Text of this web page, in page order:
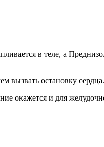
в теле, а
вызвать остановку сердца.
окажется и для